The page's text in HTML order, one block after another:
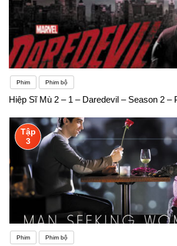
Phim Phim bộ
Hiệp Sĩ Mù 2 – 1 – Daredevil – Season 2 –
Tập
3
Phim Phim bộ